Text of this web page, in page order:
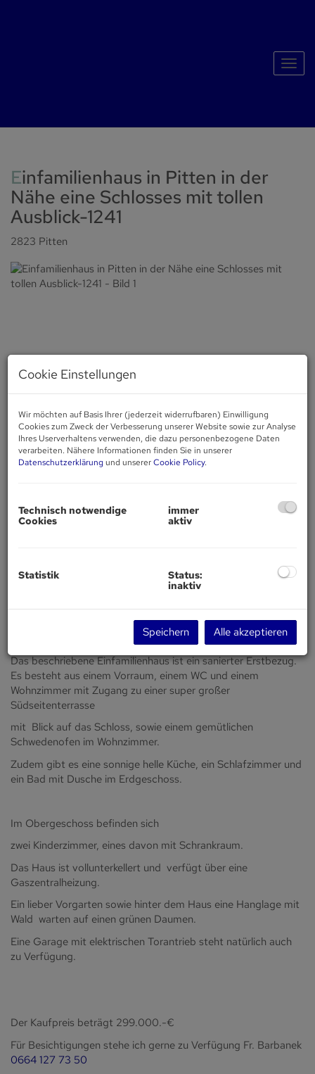
Einfamilienhaus in Pitten in der
Nähe eine Schlosses mit tollen
Ausblick-1241
2823 Pitten
Beschreibung
Das beschriebene Einfamilienhaus ist ein sanierter Erstbezug.
Es besteht aus einem Vorraum, einem WC und einem
Wohnzimmer mit Zugang zu einer super großer
Südseitenterrasse
mit Blick auf das Schloss, sowie einem gemütlichen
Schwedenofen im Wohnzimmer.
Zudem gibt es eine sonnige helle Küche, ein Schlafzimmer und
ein Bad mit Dusche im Erdgeschoss.
Im Obergeschoss befinden sich
zwei Kinderzimmer, eines davon mit Schrankraum.
Das Haus ist vollunterkellert und verfügt über eine
Gaszentralheizung.
Ein lieber Vorgarten sowie hinter dem Haus eine Hanglage mit
Wald warten auf einen grünen Daumen.
Eine Garage mit elektrischen Torantrieb steht natürlich auch
zu Verfügung.
Der Kaufpreis beträgt 299.000.-€
Für Besichtigungen stehe ich gerne zu Verfügung Fr. Barbanek
0664 127 73 50
Cookie Einstellungen
Wir möchten auf Basis Ihrer (jederzeit widerrufbaren) Einwilligung
Cookies zum Zweck der Verbesserung unserer Website sowie zur Analyse
Ihres Userverhaltens verwenden, die dazu personenbezogene Daten
verarbeiten. Nähere Informationen finden Sie in unserer
Datenschutzerklärung und unsererCookie Policy.
Technisch notwendige
Cookies
immer
aktiv
Statistik
Status:
inaktiv
Speichern Alle akzeptieren